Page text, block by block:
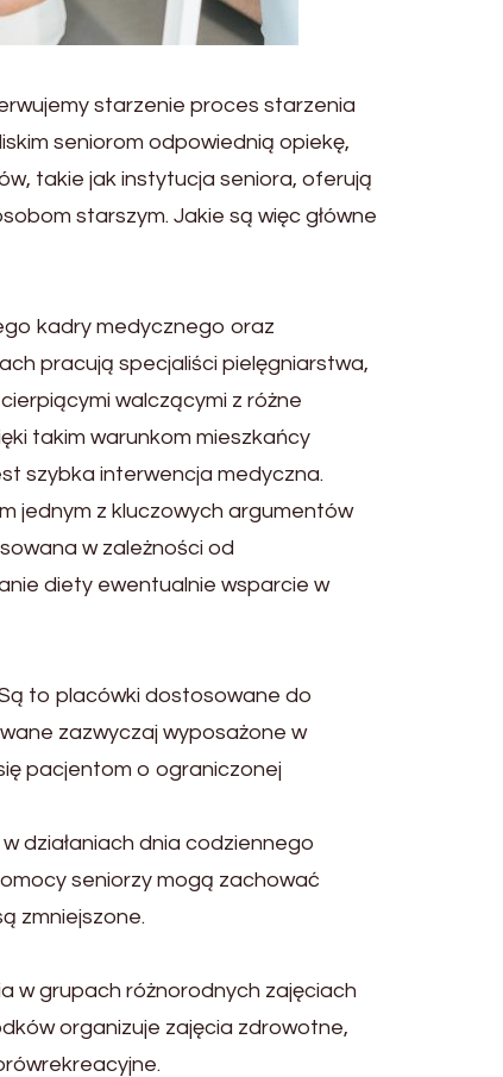
starzenie proces starzenia
seniorom odpowiednią opiekę,
takie jak instytucja seniora, oferują
starszym. Jakie są więc główne
kadry medycznego oraz
pracują specjaliści pielęgniarstwa,
walczącymi z różne
takim warunkom mieszkańcy
szybka interwencja medyczna.
jednym z kluczowych argumentów
w zależności od
diety ewentualnie wsparcie w
to placówki dostosowane do
zazwyczaj wyposażone w
pacjentom o ograniczonej
działaniach dnia codziennego
seniorzy mogą zachować
zmniejszone.
w grupach różnorodnych zajęciach
organizuje zajęcia zdrowotne,